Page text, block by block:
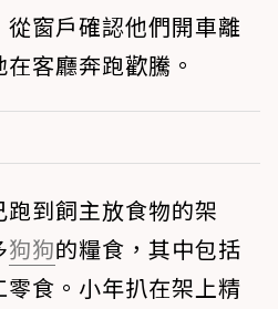
窗戶確認他們開車離
客廳奔跑歡騰。
到飼主放食物的架
狗狗的糧食，其中包括
食。小年扒在架上精